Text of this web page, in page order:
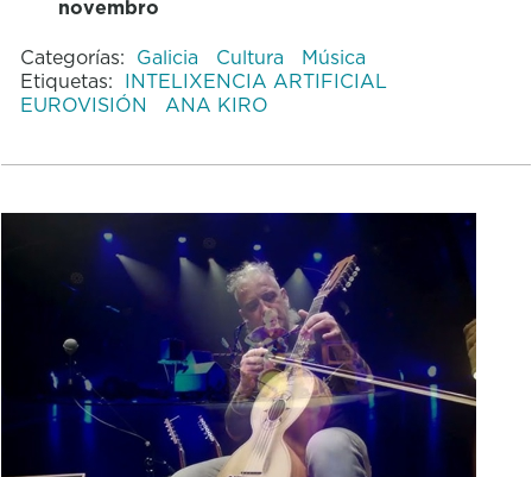
novembro
Categorías: Galicia Cultura
Música
Etiquetas: INTELIXENCIA ARTIFICIAL
EUROVISIÓN
ANA KIRO